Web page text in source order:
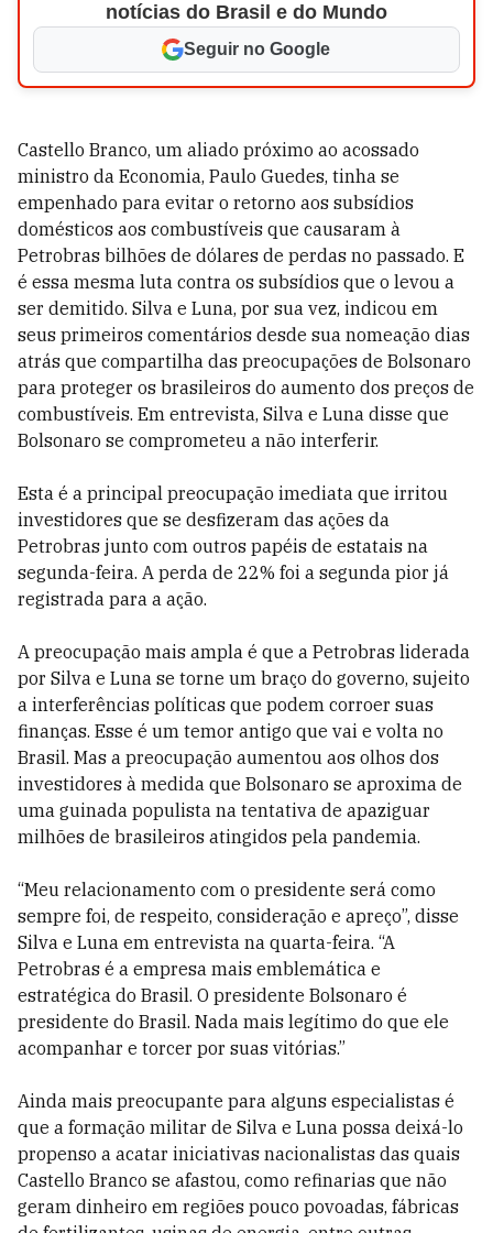
notícias do Brasil e do Mundo
Seguir no Google
Castello Branco, um aliado próximo ao acossado
ministro da Economia, Paulo Guedes, tinha se
empenhado para evitar o retorno aos subsídios
domésticos aos combustíveis que causaram à
Petrobras bilhões de dólares de perdas no passado. E
é essa mesma luta contra os subsídios que o levou a
ser demitido. Silva e Luna, por sua vez, indicou em
seus primeiros comentários desde sua nomeação dias
atrás que compartilha das preocupações de Bolsonaro
para proteger os brasileiros do aumento dos preços de
combustíveis. Em entrevista, Silva e Luna disse que
Bolsonaro se comprometeu a não interferir.
Esta é a principal preocupação imediata que irritou
investidores que se desfizeram das ações da
Petrobras junto com outros papéis de estatais na
segunda-feira. A perda de 22% foi a segunda pior já
registrada para a ação.
A preocupação mais ampla é que a Petrobras liderada
por Silva e Luna se torne um braço do governo, sujeito
a interferências políticas que podem corroer suas
finanças. Esse é um temor antigo que vai e volta no
Brasil. Mas a preocupação aumentou aos olhos dos
investidores à medida que Bolsonaro se aproxima de
uma guinada populista na tentativa de apaziguar
milhões de brasileiros atingidos pela pandemia.
“Meu relacionamento com o presidente será como
sempre foi, de respeito, consideração e apreço”, disse
Silva e Luna em entrevista na quarta-feira. “A
Petrobras é a empresa mais emblemática e
estratégica do Brasil. O presidente Bolsonaro é
presidente do Brasil. Nada mais legítimo do que ele
acompanhar e torcer por suas vitórias.”
Ainda mais preocupante para alguns especialistas é
que a formação militar de Silva e Luna possa deixá-lo
propenso a acatar iniciativas nacionalistas das quais
Castello Branco se afastou, como refinarias que não
geram dinheiro em regiões pouco povoadas, fábricas